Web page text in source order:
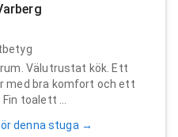
Välutrustat kök. Ett
med bra komfort och ett
toalett ...
denna stuga →